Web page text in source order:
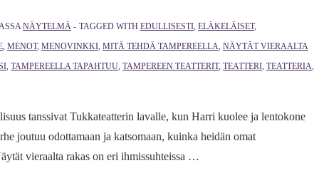
NÄYTELMÄ TAGGED WITH EDULLISESTI, ELÄKELÄISET,
, MENOT, MENOVINKKI, MITÄ TEHDÄ TAMPEREELLA, NÄYTÄT VIERAALTA
, TAMPEREELLA TAPAHTUU, TAMPEREEN TEATTERIT, TEATTERI, TEATTERIA,
tanssivat Tukkateatterin lavalle, kun Harri kuolee ja lentokone
joutuu odottamaan ja katsomaan, kuinka heidän omat
vieraalta rakas on eri ihmissuhteissa …